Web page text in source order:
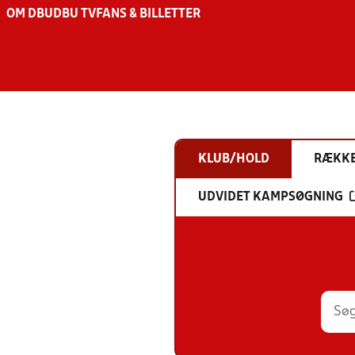
OM DBU DBU TV FANS & BILLETTER
KLUB/HOLD
UDVIDET KAMPSØGNING